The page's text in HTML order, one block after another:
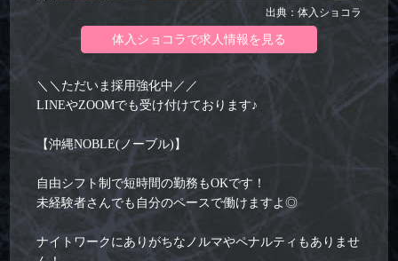
出典：体入ショコラ
体入ショコラで求人情報を見る
＼＼ただいま採用強化中／／
LINEやZOOMでも受け付けております♪
【沖縄NOBLE(ノーブル)】
自由シフト制で短時間の勤務もOKです！
未経験者さんでも自分のペースで働けますよ◎
ナイトワークにありがちなノルマやペナルティもありませ